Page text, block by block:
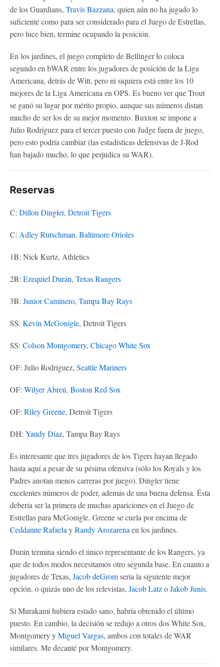
de los Guardians, Travis Bazzana, quien aún no ha jugado lo
suficiente como para ser considerado para el Juego de Estrellas,
pero luce bien, termine ocupando la posición.
En los jardines, el juego completo de Bellinger lo coloca
segundo en bWAR entre los jugadores de posición de la Liga
Americana, detrás de Witt, pero ni siquiera está entre los 10
mejores de la Liga Americana en OPS. Es bueno ver que Trout
se ganó su lugar por mérito propio, aunque sus números distan
mucho de ser los de su mejor momento. Buxton se impone a
Julio Rodríguez para el tercer puesto con Judge fuera de juego,
pero esto podría cambiar (las estadísticas defensivas de J-Rod
han bajado mucho, lo que perjudica su WAR).
Reservas
C: Dillon Dingler, Detroit Tigers
C: Adley Rutschman, Baltimore Orioles
1B: Nick Kurtz, Athletics
2B: Ezequiel Durán, Texas Rangers
3B: Junior Caminero, Tampa Bay Rays
SS: Kevin McGonigle, Detroit Tigers
SS: Colson Montgomery, Chicago White Sox
OF: Julio Rodríguez, Seattle Mariners
OF: Wilyer Abreú, Boston Red Sox
OF: Riley Greene, Detroit Tigers
DH: Yandy Díaz, Tampa Bay Rays
Es interesante que tres jugadores de los Tigers hayan llegado
hasta aquí a pesar de su pésima ofensiva (sólo los Royals y los
Padres anotan menos carreras por juego). Dingler tiene
excelentes números de poder, además de una buena defensa. Ésta
debería ser la primera de muchas apariciones en el Juego de
Estrellas para McGonigle. Greene se cuela por encima de
Ceddanne RafaelayRandy Arozarenaen los jardines.
Durán termina siendo el único representante de los Rangers, ya
que de todos modos necesitamos otro segunda base. En cuanto a
jugadores de Texas, Jacob deGromsería la siguiente mejor
opción, o quizás uno de los relevistas, Jacob LatzoJakob Junis.
Si Murakami hubiera estado sano, habría obtenido el último
puesto. En cambio, la decisión se redujo a otros dos White Sox,
Montgomery yMiguel Vargas, ambos con totales de WAR
similares. Me decanté por Montgomery.